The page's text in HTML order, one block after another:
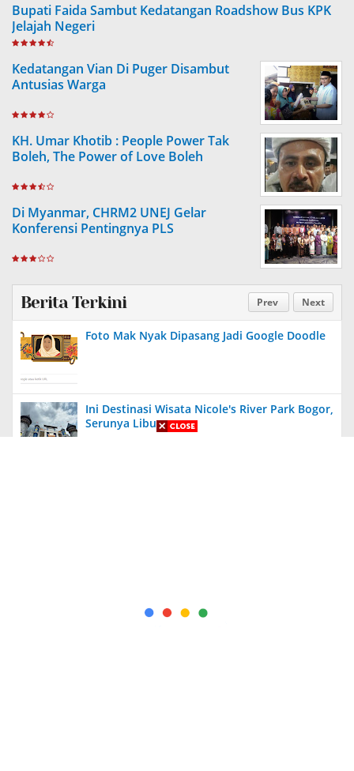
Bupati Faida Sambut Kedatangan Roadshow Bus KPK
Jelajah Negeri
Kedatangan Vian Di Puger Disambut
Antusias Warga
KH. Umar Khotib : People Power Tak
Boleh, The Power of Love Boleh
Di Myanmar, CHRM2 UNEJ Gelar
Konferensi Pentingnya PLS
Prev Next
Berita Terkini
Foto Mak Nyak Dipasang Jadi Google Doodle
Ini Destinasi Wisata Nicole's River Park Bogor,
Serunya Liburan